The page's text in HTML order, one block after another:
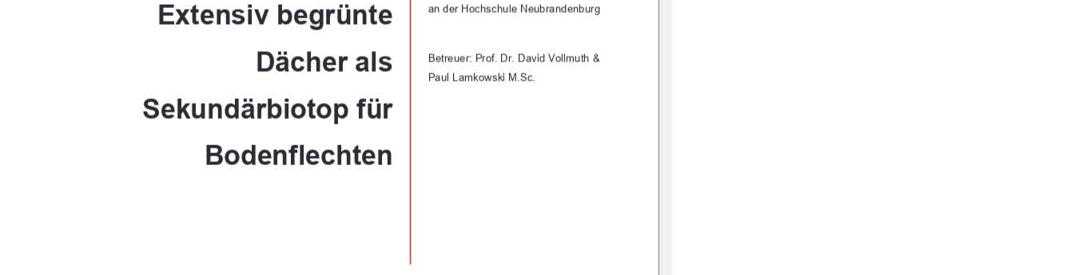
Extensiv begrünte
Dächer als
Sekundärbiotop für
Bodenflechten
an der Hochschule Neubrandenburg
Betreuer: Prof. Dr. David Vollmuth &
Paul Lamkowski M.Sc.